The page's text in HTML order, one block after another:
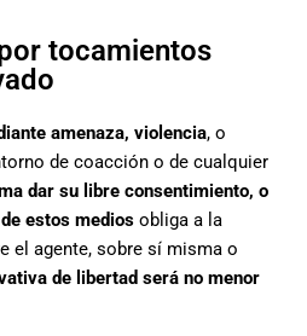
tocamientos
amenaza, violencia, o
de coacción o de cualquier
dar su libre consentimiento, o
estos medios obliga a la
el agente, sobre sí misma o
de libertad será no menor